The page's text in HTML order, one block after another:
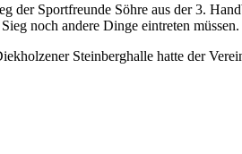
Sportfreunde Söhre aus der 3.
noch andere Dinge eintreten müssen.
Steinberghalle hatte der